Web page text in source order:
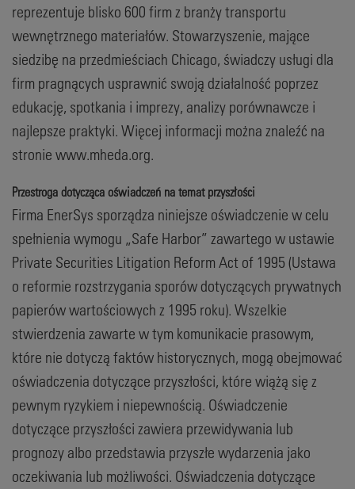
reprezentuje blisko 600 firm z branży transportu
wewnętrznego materiałów. Stowarzyszenie, mające
siedzibę na przedmieściach Chicago, świadczy usługi dla
firm pragnących usprawnić swoją działalność poprzez
edukację, spotkania i imprezy, analizy porównawcze i
najlepsze praktyki. Więcej informacji można znaleźć na
stronie www.mheda.org.
Przestroga dotycząca oświadczeń na temat przyszłości
Firma EnerSys sporządza niniejsze oświadczenie w celu
spełnienia wymogu „Safe Harbor” zawartego w ustawie
Private Securities Litigation Reform Act of 1995 (Ustawa
o reformie rozstrzygania sporów dotyczących prywatnych
papierów wartościowych z 1995 roku). Wszelkie
stwierdzenia zawarte w tym komunikacie prasowym,
które nie dotyczą faktów historycznych, mogą obejmować
oświadczenia dotyczące przyszłości, które wiążą się z
pewnym ryzykiem i niepewnością. Oświadczenie
dotyczące przyszłości zawiera przewidywania lub
prognozy albo przedstawia przyszłe wydarzenia jako
oczekiwania lub możliwości. Oświadczenia dotyczące